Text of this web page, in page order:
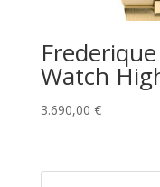
Watch
3.690,00 €